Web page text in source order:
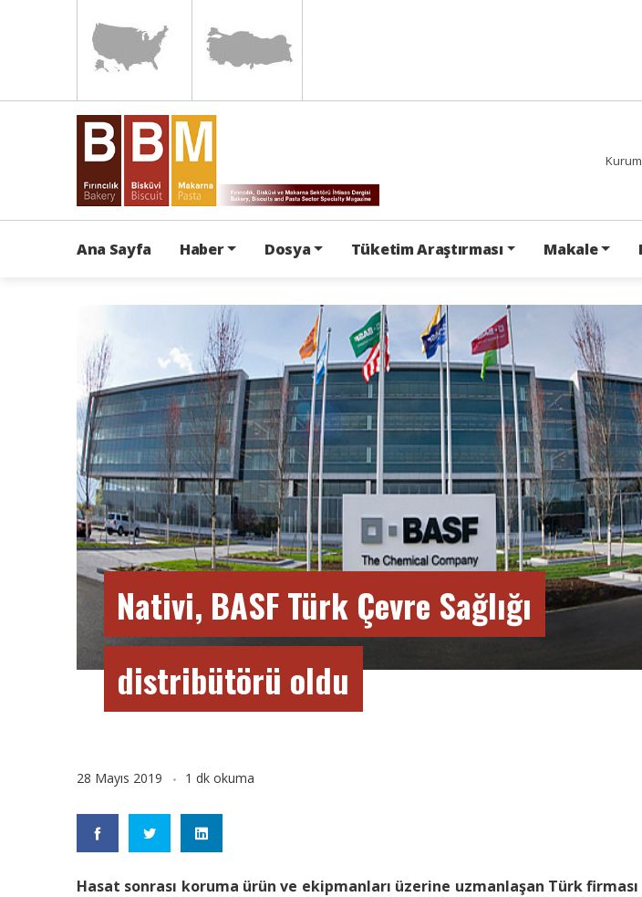
Ana Sayfa Haber Dosya Tüketim Araştırması Makale
Nativi, BASF Türk Çevre Sağlığı
distribütörü oldu
28 Mayıs 2019 1 dk okuma
Hasat sonrası koruma ürün ve ekipmanları üzerine uzmanlaşan Türk